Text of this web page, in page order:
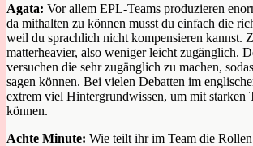
Agata: Vor allem EPL-Teams produzieren
da mithalten zu können musst du einfach die
weil du sprachlich nicht kompensieren kannst.
matterheavier, also weniger leicht zugänglich.
versuchen die sehr zugänglich zu machen,
sagen können. Bei vielen Debatten im
extrem viel Hintergrundwissen, um mit starken
können.
Achte Minute: Wie teilt ihr im Team die